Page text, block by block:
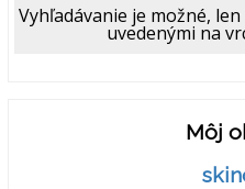
Vyhľadávanie je možné,
uvedenými na
Môj